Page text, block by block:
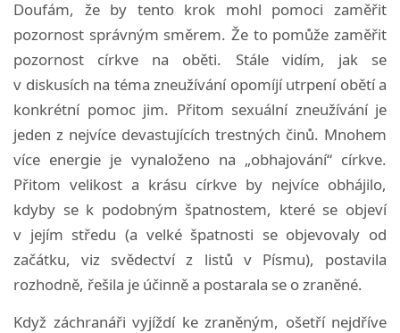
Doufám, že by tento krok mohl pomoci zaměřit
pozornost správným směrem. Že to pomůže zaměřit
pozornost církve na oběti. Stále vidím, jak se
v diskusích na téma zneužívání opomíjí utrpení obětí a
konkrétní pomoc jim. Přitom sexuální zneužívání je
jeden z nejvíce devastujících trestných činů. Mnohem
více energie je vynaloženo na „obhajování“ církve.
Přitom velikost a krásu církve by nejvíce obhájilo,
kdyby se k podobným špatnostem, které se objeví
v jejím středu (a velké špatnosti se objevovaly od
začátku, viz svědectví z listů v Písmu), postavila
rozhodně, řešila je účinně a postarala se o zraněné.
Když záchranáři vyjíždí ke zraněným, ošetří nejdříve